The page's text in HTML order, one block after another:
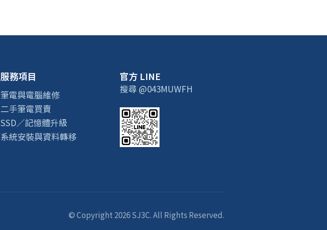
服務項目
筆電與電腦維修
二手筆電買賣
SSD／記憶體升級
系統安裝與資料轉移
官方 LINE
搜尋 @043MUWFH
© Copyright 2026 SJ3C. All Rights Reserved.